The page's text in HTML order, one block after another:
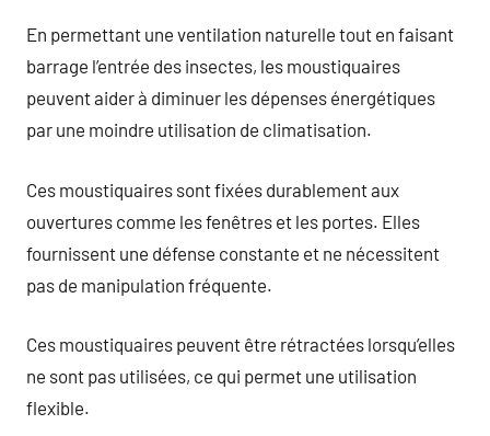
En permettant une ventilation naturelle tout en faisant
barrage l’entrée des insectes, les moustiquaires
peuvent aider à diminuer les dépenses énergétiques
par une moindre utilisation de climatisation.
Ces moustiquaires sont fixées durablement aux
ouvertures comme les fenêtres et les portes. Elles
fournissent une défense constante et ne nécessitent
pas de manipulation fréquente.
Ces moustiquaires peuvent être rétractées lorsqu’elles
ne sont pas utilisées, ce qui permet une utilisation
flexible.